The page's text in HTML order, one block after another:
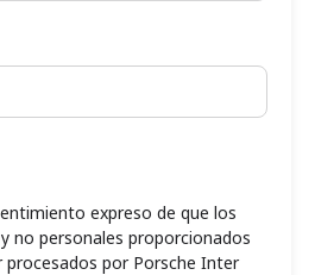
expreso de que los
no personales proporcionados
procesados por Porsche Inter